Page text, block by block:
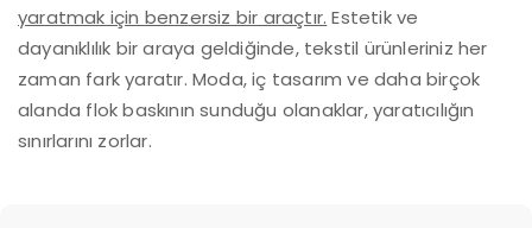
yaratmak için benzersiz bir araçtır. Estetik ve
dayanıklılık bir araya geldiğinde, tekstil ürünleriniz her
zaman fark yaratır. Moda, iç tasarım ve daha birçok
alanda flok baskının sunduğu olanaklar, yaratıcılığın
sınırlarını zorlar.